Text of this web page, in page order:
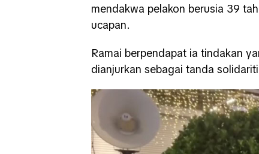
mendakwa pelakon berusia 39
ucapan.
Ramai berpendapat ia tindakan
dianjurkan sebagai tanda